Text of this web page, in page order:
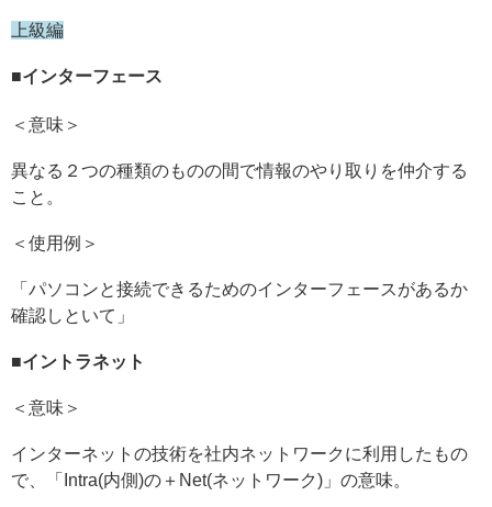
上級編
■インターフェース
＜意味＞
異なる２つの種類のものの間で情報のやり取りを仲介する
こと。
＜使用例＞
「パソコンと接続できるためのインターフェースがあるか
確認しといて」
■イントラネット
＜意味＞
インターネットの技術を社内ネットワークに利用したもの
で、「Intra(内側)の＋Net(ネットワーク)」の意味。